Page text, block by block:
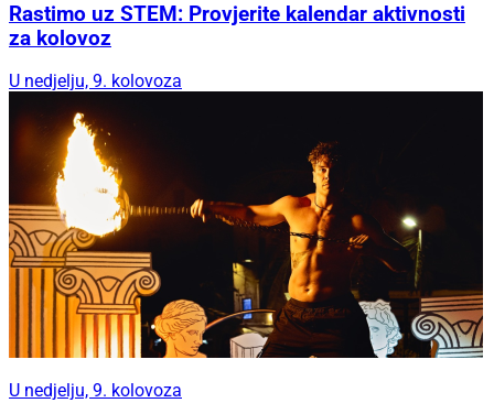
Rastimo uz STEM: Provjerite kalendar aktivnosti
za kolovoz
U nedjelju, 9. kolovoza
U nedjelju, 9. kolovoza